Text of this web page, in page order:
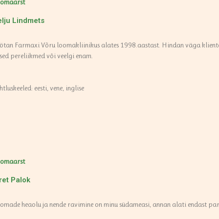
Lindmets
Farmaxi Võru loomakliinikus alates 1998.aastast. Hindan väga
pereliikmed vôi veelgi enam.
eesti, vene, inglise
Palok
heaolu ja nende ravimine on minu südameasi, annan alati endast